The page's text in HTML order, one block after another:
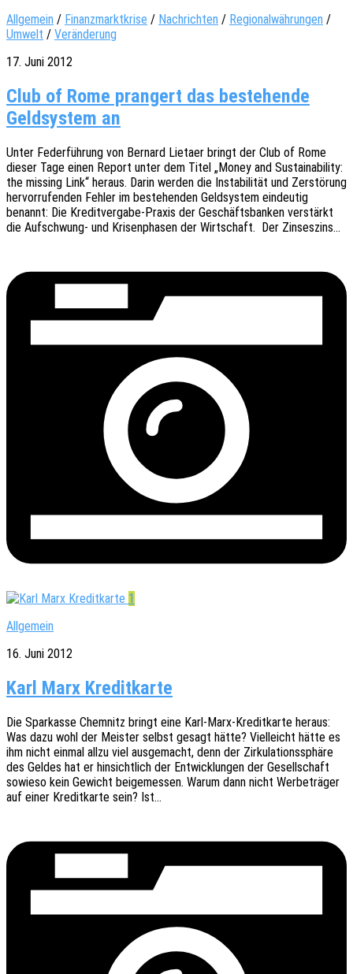
Allgemein / Finanzmarktkrise / Nachrichten / Regionalwährungen /
Umwelt / Veränderung
17. Juni 2012
Club of Rome prangert das bestehende
Geldsystem an
Unter Feder­füh­rung von Bernard Lietaer bringt der Club of Rome
dieser Tage einen Report unter dem Titel „Money and Sustaina­bi­li­ty:
the miss­ing Link“ heraus. Darin werden die Insta­bi­li­tät und Zerstö­rung
hervor­ru­fen­den Fehler im bestehen­den Geld­sys­tem eindeu­tig
benannt: Die Kredi­t­­ver­­­ga­­be-Praxis der Geschäfts­ban­ken verstärkt
die Aufschwung- und Krisen­pha­sen der Wirt­schaft. Der Zinseszins…
1
Allgemein
16. Juni 2012
Karl Marx Kreditkarte
Die Spar­kas­se Chem­nitz bringt eine Karl-Marx-Kredi­t­­kar­­te heraus:
Was dazu wohl der Meis­ter selbst gesagt hätte? Viel­leicht hätte es
ihm nicht einmal allzu viel ausge­macht, denn der Zirku­la­ti­ons­sphä­re
des Geldes hat er hinsicht­lich der Entwick­lun­gen der Gesell­schaft
sowie­so kein Gewicht beigemes­sen. Warum dann nicht Werbe­trä­ger
auf einer Kredit­kar­te sein? Ist…